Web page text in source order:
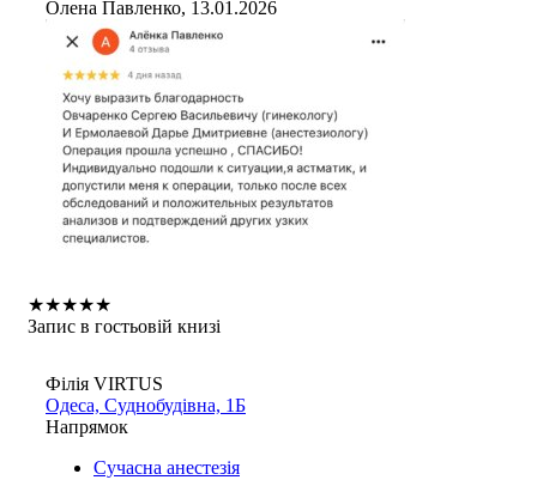
Олена Павленко, 13.01.2026
★★★★★
Запис в гостьовій книзі
Філія VIRTUS
Одеса, Суднобудівна, 1Б
Напрямок
Сучасна анестезія